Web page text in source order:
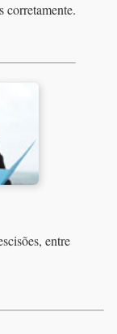
corretamente.
entre